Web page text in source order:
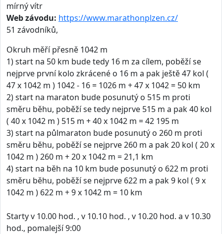
mírný vítr
Web závodu: https://www.marathonplzen.cz/
51 závodníků,
Okruh měří přesně 1042 m
1) start na 50 km bude tedy 16 m za cílem, poběží se
nejprve první kolo zkrácené o 16 m a pak ještě 47 kol (
47 x 1042 m ) 1042 - 16 = 1026 m + 47 x 1042 = 50 km
2) start na maraton bude posunutý o 515 m proti
směru běhu, poběží se tedy nejprve 515 m a pak 40 kol
( 40 x 1042 m ) 515 m + 40 x 1042 m = 42 195 m
3) start na půlmaraton bude posunutý o 260 m proti
směru běhu, poběží se nejprve 260 m a pak 20 kol ( 20 x
1042 m ) 260 m + 20 x 1042 m = 21,1 km
4) start na běh na 10 km bude posunutý o 622 m proti
směru běhu, poběží se nejprve 622 m a pak 9 kol ( 9 x
1042 m ) 622 m + 9 x 1042 m = 10 km
Starty v 10.00 hod. , v 10.10 hod. , v 10.20 hod. a v 10.30
hod., pomalejší 9:00